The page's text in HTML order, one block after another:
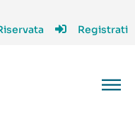
Registrati